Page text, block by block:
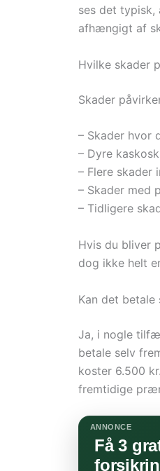
ses det
afhængigt af
Hvilke skader
Skader
– Skader hvor
– Dyre
– Flere skader
– Skader med
– Tidligere
Hvis du bliver
dog ikke helt
Kan det betale
Ja, i nogle
betale selv
koster 6.500
fremtidige
ANNONCE
Få 3